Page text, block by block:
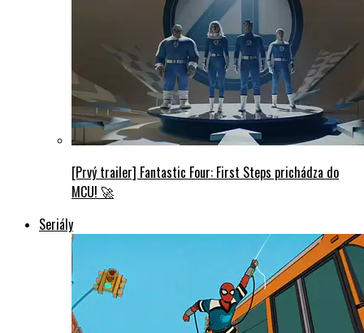
[Prvý trailer] Fantastic Four: First Steps prichádza do
MCU! 🚀
Seriály